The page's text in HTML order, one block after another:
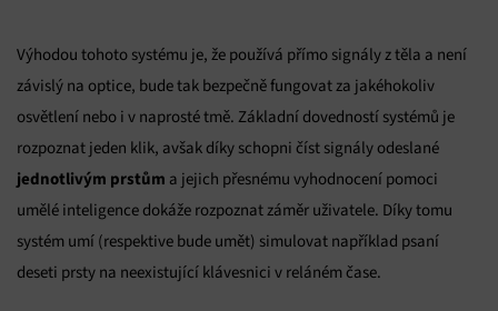
Výhodou tohoto systému je, že používá přímo signály z těla a není
závislý na optice, bude tak bezpečně fungovat za jakéhokoliv
osvětlení nebo i v naprosté tmě. Základní dovedností systémů je
rozpoznat jeden klik, avšak díky schopni číst signály odeslané
jednotlivým prstům a jejich přesnému vyhodnocení pomoci
umělé inteligence dokáže rozpoznat záměr uživatele. Díky tomu
systém umí (respektive bude umět) simulovat například psaní
deseti prsty na neexistující klávesnici v reláném čase.